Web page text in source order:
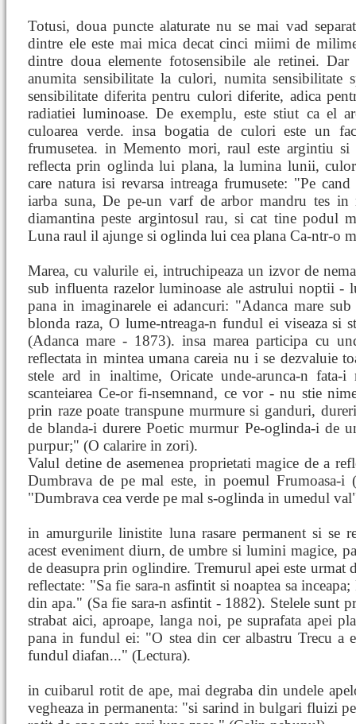
Totusi, doua puncte alaturate nu se mai vad
dintre ele este mai mica decat cinci miimi de
dintre doua elemente fotosensibile ale retinei.
anumita sensibilitate la culori, numita sensibilitate
sensibilitate diferita pentru culori diferite, adica
radiatiei luminoase. De exemplu, este stiut ca el
culoarea verde. insa bogatia de culori este un
frumusetea. in Memento mori, raul este argintiu si
reflecta prin oglinda lui plana, la lumina lunii,
care natura isi revarsa intreaga frumusete: "Pe
iarba suna, De pe-un varf de arbor mandru tes
diamantina peste argintosul rau, si cat tine podul
Luna raul il ajunge si oglinda lui cea plana Ca-ntr-o
Marea, cu valurile ei, intruchipeaza un izvor de
sub influenta razelor luminoase ale astrului noptii -
pana in imaginarele ei adancuri: "Adanca mare
blonda raza, O lume-ntreaga-n fundul ei viseaza si
(Adanca mare - 1873). insa marea participa cu
reflectata in mintea umana careia nu i se dezvaluie
stele ard in inaltime, Oricate unde-arunca-n
scanteiarea Ce-or fi-nsemnand, ce vor - nu stie
prin raze poate transpune murmure si ganduri,
de blanda-i durere Poetic murmur Pe-oglinda-i de
purpur;" (O calarire in zori).
Valul detine de asemenea proprietati magice de a
Dumbrava de pe mal este, in poemul Frumoasa-i
"Dumbrava cea verde pe mal s-oglinda in umedul
in amurgurile linistite luna rasare permanent si se
acest eveniment diurn, de umbre si lumini magice,
de deasupra prin oglindire. Tremurul apei este
reflectate: "Sa fie sara-n asfintit si noaptea sa
din apa." (Sa fie sara-n asfintit - 1882). Stelele sunt
strabat aici, aproape, langa noi, pe suprafata apei
pana in fundul ei: "O stea din cer albastru Trecu a
fundul diafan..." (Lectura).
in cuibarul rotit de ape, mai degraba din undele
vegheaza in permanenta: "si sarind in bulgari fluizi